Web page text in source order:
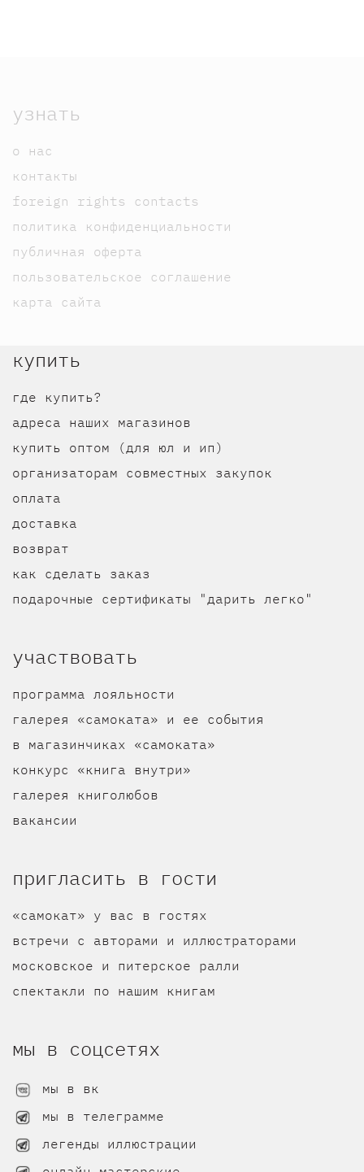
узнать
о нас
контакты
foreign rights contacts
политика конфиденциальности
публичная оферта
пользовательское соглашение
карта сайта
купить
где купить?
адреса наших магазинов
купить оптом (для юл и ип)
организаторам совместных закупок
оплата
доставка
возврат
как сделать заказ
подарочные сертификаты "дарить легко"
участвовать
программа лояльности
галерея «самоката» и ее события
в магазинчиках «самоката»
конкурс «книга внутри»
галерея книголюбов
вакансии
пригласить в гости
«самокат» у вас в гостях
встречи с авторами и иллюстраторами
московское и питерское ралли
спектакли по нашим книгам
мы в соцсетях
мы в вк
мы в телеграмме
легенды иллюстрации